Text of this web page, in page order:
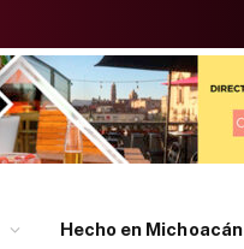
Hecho en Michoacán